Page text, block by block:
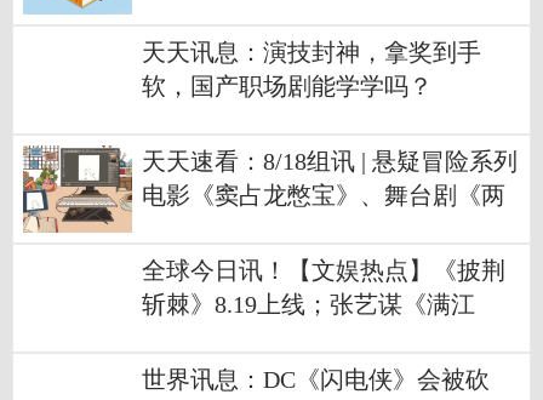
天天讯息：演技封神，拿奖到手
软，国产职场剧能学学吗？
天天速看：8/18组讯 | 悬疑冒险系列
电影《窦占龙憋宝》、舞台剧《两
全球今日讯！【文娱热点】《披荆
斩棘》8.19上线；张艺谋《满江
世界讯息：DC《闪电侠》会被砍